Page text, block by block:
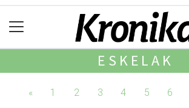
ESKELAK
« 1 2 3 4 5 6